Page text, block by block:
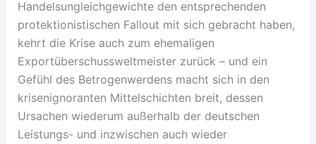
Handelsungleichgewichte den entsprechenden
protektionistischen Fallout mit sich gebracht haben,
kehrt die Krise auch zum ehemaligen
Exportüberschussweltmeister zurück – und ein
Gefühl des Betrogenwerdens macht sich in den
krisenignoranten Mittelschichten breit, dessen
Ursachen wiederum außerhalb der deutschen
Leistungs- und inzwischen auch wieder